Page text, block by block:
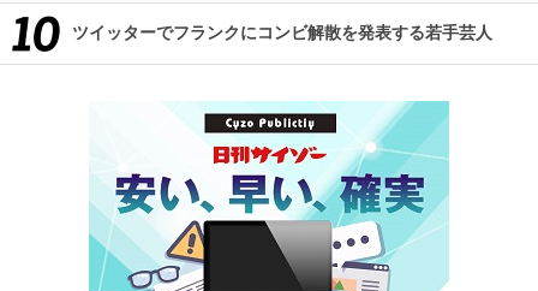
ツイッターでフランクにコンビ解散を発表する若手芸人